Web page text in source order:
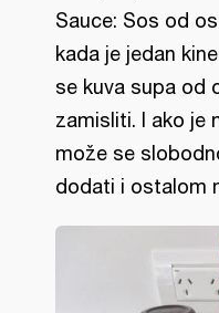
Sauce: Sos od
kada je jedan
se kuva supa od
zamisliti. I ako je
može se
dodati i ostalom